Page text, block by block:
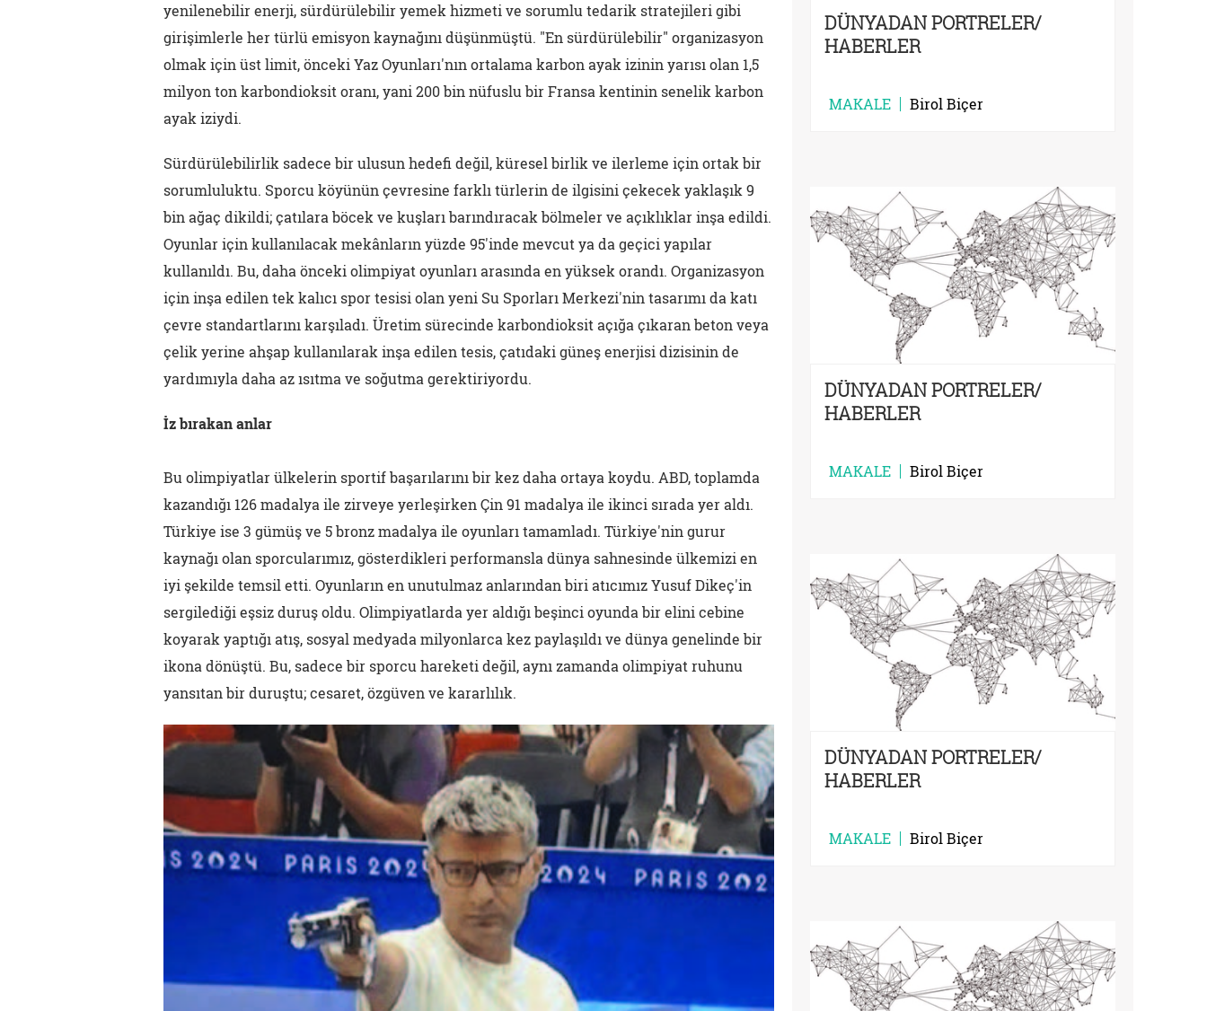
yenilenebilir enerji, sürdürülebilir yemek hizmeti ve sorumlu tedarik stratejileri gibi
girişimlerle her türlü emisyon kaynağını düşünmüştü. "En sürdürülebilir" organizasyon
olmak için üst limit, önceki Yaz Oyunları'nın ortalama karbon ayak izinin yarısı olan 1,5
milyon ton karbondioksit oranı, yani 200 bin nüfuslu bir Fransa kentinin senelik karbon
ayak iziydi.
Sürdürülebilirlik sadece bir ulusun hedefi değil, küresel birlik ve ilerleme için ortak bir
sorumluluktu. Sporcu köyünün çevresine farklı türlerin de ilgisini çekecek yaklaşık 9
bin ağaç dikildi; çatılara böcek ve kuşları barındıracak bölmeler ve açıklıklar inşa edildi.
Oyunlar için kullanılacak mekânların yüzde 95'inde mevcut ya da geçici yapılar
kullanıldı. Bu, daha önceki olimpiyat oyunları arasında en yüksek orandı. Organizasyon
için inşa edilen tek kalıcı spor tesisi olan yeni Su Sporları Merkezi'nin tasarımı da katı
çevre standartlarını karşıladı. Üretim sürecinde karbondioksit açığa çıkaran beton veya
çelik yerine ahşap kullanılarak inşa edilen tesis, çatıdaki güneş enerjisi dizisinin de
yardımıyla daha az ısıtma ve soğutma gerektiriyordu.
İz bırakan anlar
Bu olimpiyatlar ülkelerin sportif başarılarını bir kez daha ortaya koydu. ABD, toplamda
kazandığı 126 madalya ile zirveye yerleşirken Çin 91 madalya ile ikinci sırada yer aldı.
Türkiye ise 3 gümüş ve 5 bronz madalya ile oyunları tamamladı. Türkiye'nin gurur
kaynağı olan sporcularımız, gösterdikleri performansla dünya sahnesinde ülkemizi en
iyi şekilde temsil etti. Oyunların en unutulmaz anlarından biri atıcımız Yusuf Dikeç'in
sergilediği eşsiz duruş oldu. Olimpiyatlarda yer aldığı beşinci oyunda bir elini cebine
koyarak yaptığı atış, sosyal medyada milyonlarca kez paylaşıldı ve dünya genelinde bir
ikona dönüştü. Bu, sadece bir sporcu hareketi değil, aynı zamanda olimpiyat ruhunu
yansıtan bir duruştu; cesaret, özgüven ve kararlılık.
DÜNYADAN PORTRELER/
HABERLER
MAKALE Birol Biçer
DÜNYADAN PORTRELER/
HABERLER
MAKALE Birol Biçer
DÜNYADAN PORTRELER/
HABERLER
MAKALE Birol Biçer